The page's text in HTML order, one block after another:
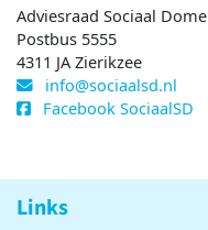
Adviesraad Sociaal
Postbus 5555
4311 JA Zierikzee
info@sociaalsd.nl
Facebook SociaalSD
Links